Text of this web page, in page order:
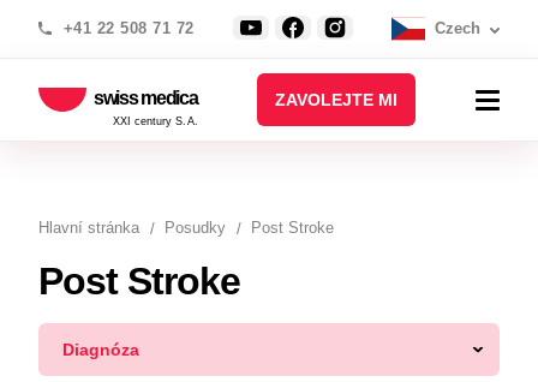
+41 22 508 71 72 Czech
swiss medica
XXI century S.A.
ZAVOLEJTE MI
Hlavní stránka Posudky Post Stroke
Post Stroke
Diagnóza